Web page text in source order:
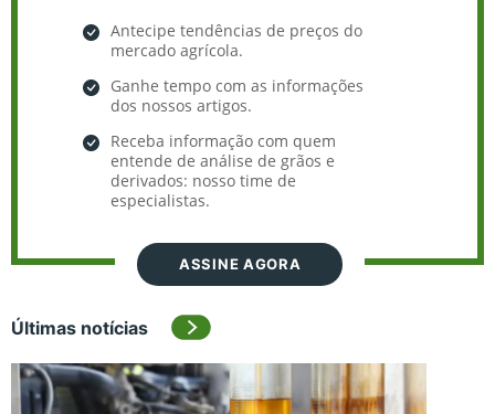
Antecipe tendências de preços do
mercado agrícola.
Ganhe tempo com as informações
dos nossos artigos.
Receba informação com quem
entende de análise de grãos e
derivados: nosso time de
especialistas.
ASSINE AGORA
Últimas notícias